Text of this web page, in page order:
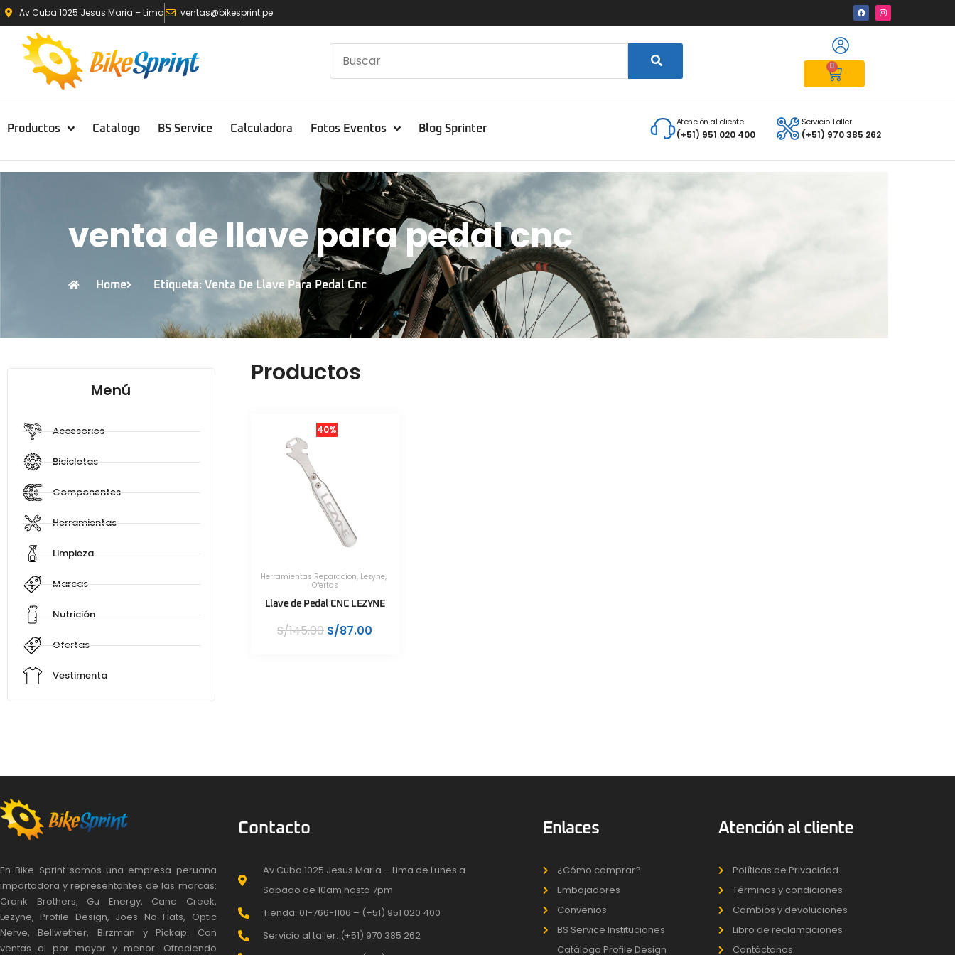
Av Cuba 1025 Jesus Maria – Lima ventas@bikesprint.pe
0
Productos Catalogo BS Service Calculadora Fotos Eventos Blog Sprinter
Atención al cliente
(+51) 951 020 400
Servicio Taller
(+51) 970 385 262
venta de llave para pedal cnc
Home Etiqueta: Venta De Llave Para Pedal Cnc
Menú
Accesorios
Bicicletas
Componentes
Herramientas
Limpieza
Marcas
Nutrición
Ofertas
Vestimenta
Productos
40%
Herramientas Reparacion, Lezyne,
Ofertas
Llave de Pedal CNC LEZYNE
S/145.00 S/87.00
En Bike Sprint somos una empresa peruana
importadora y representantes de las marcas:
Crank Brothers, Gu Energy, Cane Creek,
Lezyne, Profile Design, Joes No Flats, Optic
Nerve, Bellwether, Birzman y Pickap. Con
ventas al por mayor y menor. Ofreciendo
Contacto
Av Cuba 1025 Jesus Maria – Lima de Lunes a
Sabado de 10am hasta 7pm
Tienda: 01-766-1106 – (+51) 951 020 400
Servicio al taller: (+51) 970 385 262
Enlaces
¿Cómo comprar?
Embajadores
Convenios
BS Service Instituciones
Catálogo Profile Design
Atención al cliente
Políticas de Privacidad
Términos y condiciones
Cambios y devoluciones
Libro de reclamaciones
Contáctanos